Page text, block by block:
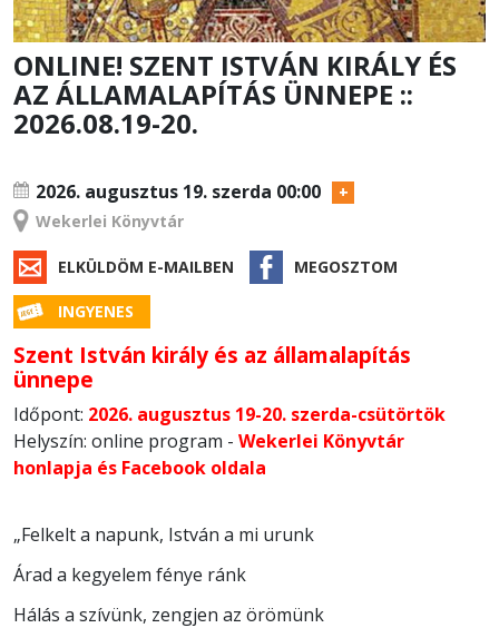
ONLINE! SZENT ISTVÁN KIRÁLY ÉS
AZ ÁLLAMALAPÍTÁS ÜNNEPE ::
2026.08.19-20.
2026. augusztus 19. szerda 00:00
Wekerlei Könyvtár
ELKÜLDÖM E-MAILBEN MEGOSZTOM
INGYENES
Szent István király és az államalapítás
ünnepe
Időpont: 2026. augusztus 19-20. szerda-csütörtök
Helyszín: online program - Wekerlei Könyvtár
honlapja és Facebook oldala
„Felkelt a napunk, István a mi urunk
Árad a kegyelem fénye ránk
Hálás a szívünk, zengjen az örömünk